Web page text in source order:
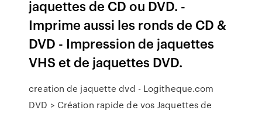
jaquettes de CD ou DVD. -
Imprime aussi les ronds de CD &
DVD - Impression de jaquettes
VHS et de jaquettes DVD.
creation de jaquette dvd - Logitheque.com
DVD > Création rapide de vos Jaquettes de